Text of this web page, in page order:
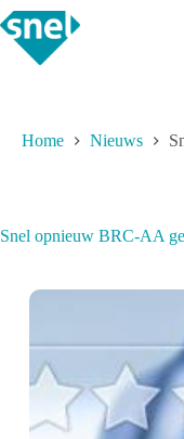
Ga
naar
de
inhoud
Home Nieuws
Snel opnieuw BRC-AA